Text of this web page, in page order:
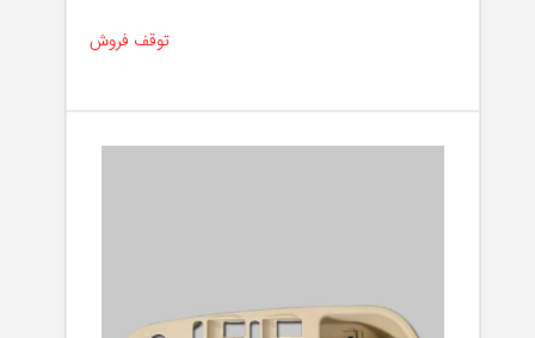
توقف فروش